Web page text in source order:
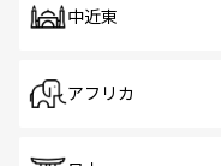
中近東
アフリカ